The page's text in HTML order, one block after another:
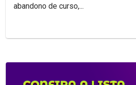
abandono de curso,...